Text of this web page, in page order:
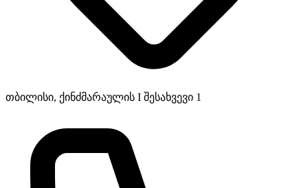
თბილისი, ქინძმარაულის I შესახვევი 1